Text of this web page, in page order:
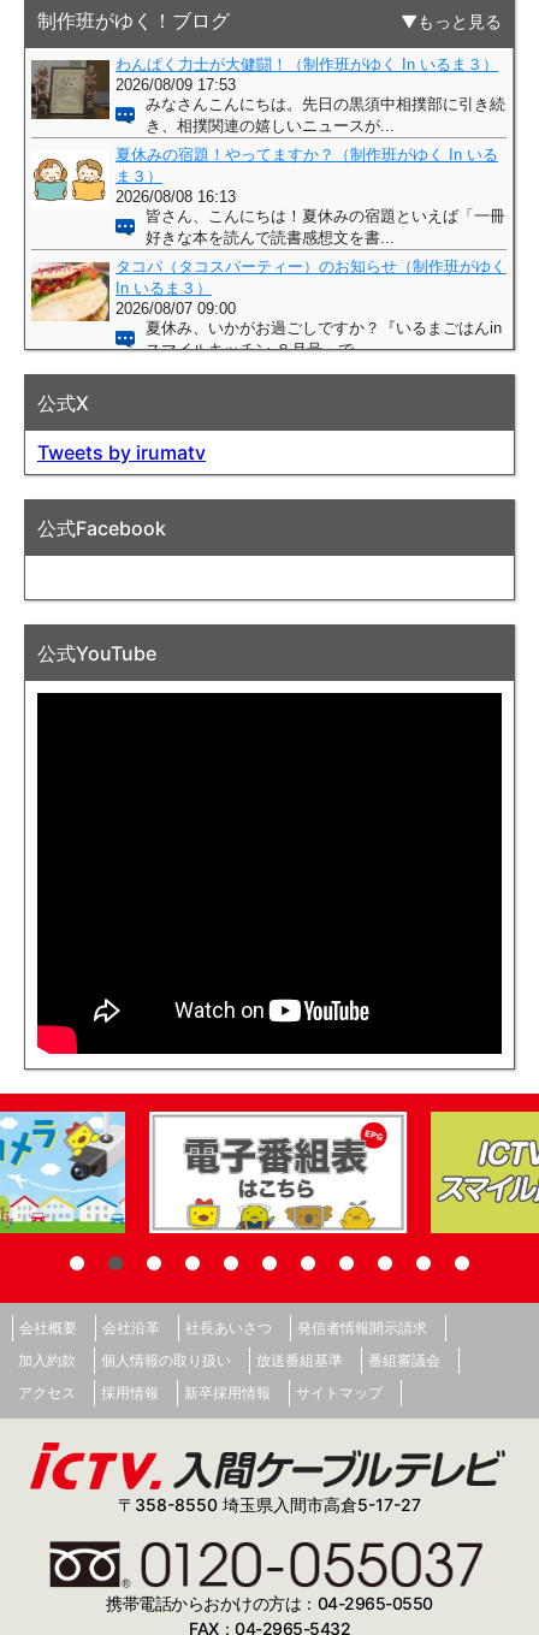
制作班がゆく！ブログ もっと見る
公式X
Tweets by irumatv
公式Facebook
公式YouTube
会社概要 会社沿革 社長あいさつ
発信者情報開示請求
加入約款
個人情報の取り扱い 放送番組基準
番組審議会
アクセス
採用情報 新卒採用情報 サイトマップ
〒358-8550 埼玉県入間市高倉5-17-27
携帯電話からおかけの方は：04-2965-0550
FAX：04-2965-5432